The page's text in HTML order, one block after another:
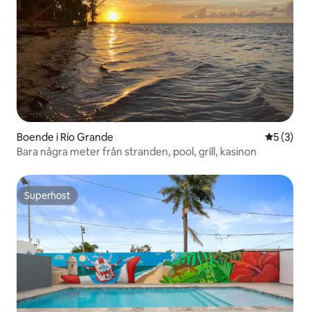
Boende i Río Grande 5 av 5 i
5 (3)
Bara några meter från stranden, pool, grill, kasinon
Superhost
Superhost